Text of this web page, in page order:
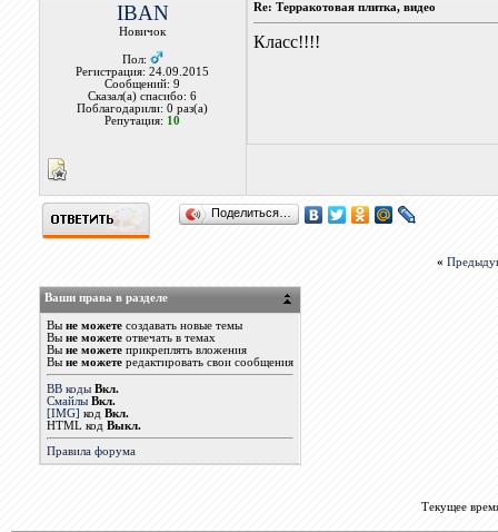
IBAN
Новичок
Пол:
Регистрация: 24.09.2015
Сообщений: 9
Сказал(а) спасибо: 6
Поблагодарили: 0 раз(а)
Репутация: 10
Re: Терракотовая плитка, видео
Класс!!!!
Поделиться…
«
Ваши права в разделе
Вы не можетесоздавать новые темы
Вы не можетеотвечать в темах
Вы не можетеприкреплять вложения
Вы не можетередактировать свои сообщения
BB коды Вкл.
Смайлы Вкл.
[IMG] код Вкл.
HTML код Выкл.
Правила форума
Текущее